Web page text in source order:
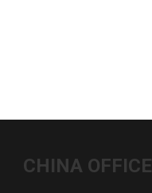
CHINA OFFICE